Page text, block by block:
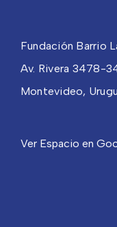
Fundación Barrio
Av. Rivera 3478-
Montevideo,
Ver Espacio en